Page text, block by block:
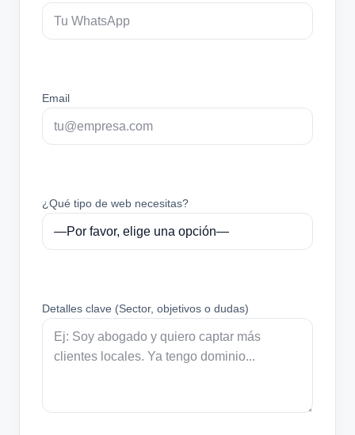
Email
¿Qué tipo de web necesitas?
Detalles clave (Sector, objetivos o dudas)